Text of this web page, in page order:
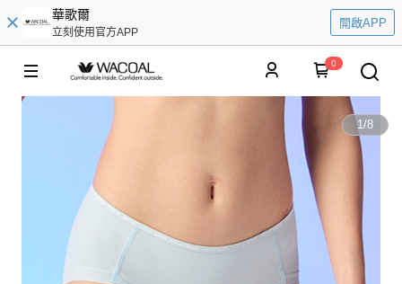
華歌爾
立刻使用官方APP
開啟APP
0
1/8